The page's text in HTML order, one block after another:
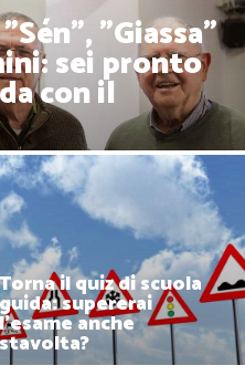
"Giassa"
sei pronto
con il
Torna il quiz di scuola
guida: supererai
l'esame anche
stavolta?